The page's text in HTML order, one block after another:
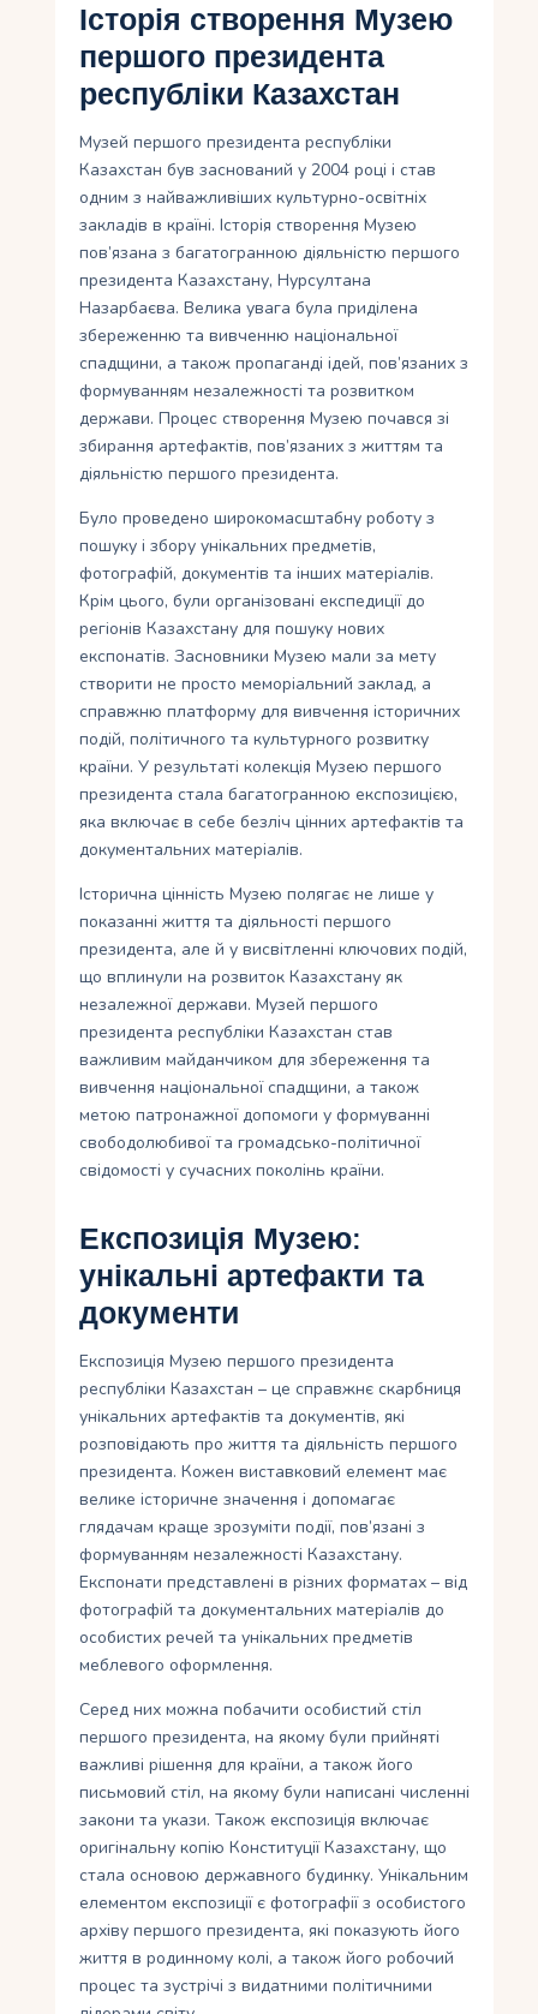
Історія створення Музею
першого президента
республіки Казахстан
Музей першого президента республіки
Казахстан був заснований у 2004 році і став
одним з найважливіших культурно-освітніх
закладів в країні. Історія створення Музею
пов’язана з багатогранною діяльністю першого
президента Казахстану, Нурсултана
Назарбаєва. Велика увага була приділена
збереженню та вивченню національної
спадщини, а також пропаганді ідей, пов’язаних з
формуванням незалежності та розвитком
держави. Процес створення Музею почався зі
збирання артефактів, пов’язаних з життям та
діяльністю першого президента.
Було проведено широкомасштабну роботу з
пошуку і збору унікальних предметів,
фотографій, документів та інших матеріалів.
Крім цього, були організовані експедиції до
регіонів Казахстану для пошуку нових
експонатів. Засновники Музею мали за мету
створити не просто меморіальний заклад, а
справжню платформу для вивчення історичних
подій, політичного та культурного розвитку
країни. У результаті колекція Музею першого
президента стала багатогранною експозицією,
яка включає в себе безліч цінних артефактів та
документальних матеріалів.
Історична цінність Музею полягає не лише у
показанні життя та діяльності першого
президента, але й у висвітленні ключових подій,
що вплинули на розвиток Казахстану як
незалежної держави. Музей першого
президента республіки Казахстан став
важливим майданчиком для збереження та
вивчення національної спадщини, а також
метою патронажної допомоги у формуванні
свободолюбивої та громадсько-політичної
свідомості у сучасних поколінь країни.
Експозиція Музею:
унікальні артефакти та
документи
Експозиція Музею першого президента
республіки Казахстан – це справжнє скарбниця
унікальних артефактів та документів, які
розповідають про життя та діяльність першого
президента. Кожен виставковий елемент має
велике історичне значення і допомагає
глядачам краще зрозуміти події, пов’язані з
формуванням незалежності Казахстану.
Експонати представлені в різних форматах – від
фотографій та документальних матеріалів до
особистих речей та унікальних предметів
меблевого оформлення.
Серед них можна побачити особистий стіл
першого президента, на якому були прийняті
важливі рішення для країни, а також його
письмовий стіл, на якому були написані численні
закони та укази. Також експозиція включає
оригінальну копію Конституції Казахстану, що
стала основою державного будинку. Унікальним
елементом експозиції є фотографії з особистого
архіву першого президента, які показують його
життя в родинному колі, а також його робочий
процес та зустрічі з видатними політичними